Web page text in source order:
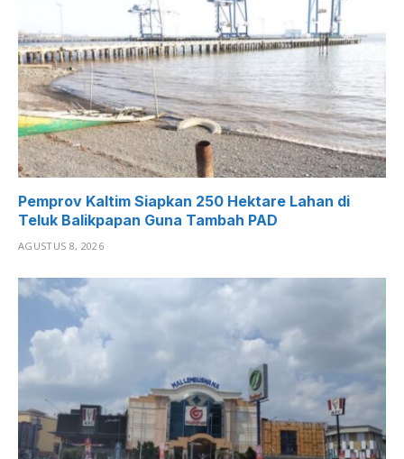
Pemprov Kaltim Siapkan 250 Hektare Lahan di
Teluk Balikpapan Guna Tambah PAD
AGUSTUS 8, 2026